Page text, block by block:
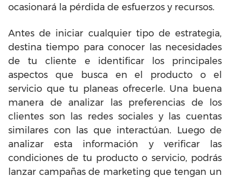
ocasionará la pérdida de esfuerzos y recursos.
Antes de iniciar cualquier tipo de estrategia,
destina tiempo para conocer las necesidades
de tu cliente e identificar los principales
aspectos que busca en el producto o el
servicio que tu planeas ofrecerle. Una buena
manera de analizar las preferencias de los
clientes son las redes sociales y las cuentas
similares con las que interactúan. Luego de
analizar esta información y verificar las
condiciones de tu producto o servicio, podrás
lanzar campañas de marketing que tengan un